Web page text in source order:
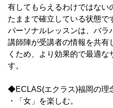
有してもらえるわけではない
たままで確立している状態
パーソナルレッスンは、バラ
講師陣が受講者の情報を共有
くため、より効果的で最適な
す。
◆ECLAS(エクラス)福岡の理
・「女」を楽しむ。